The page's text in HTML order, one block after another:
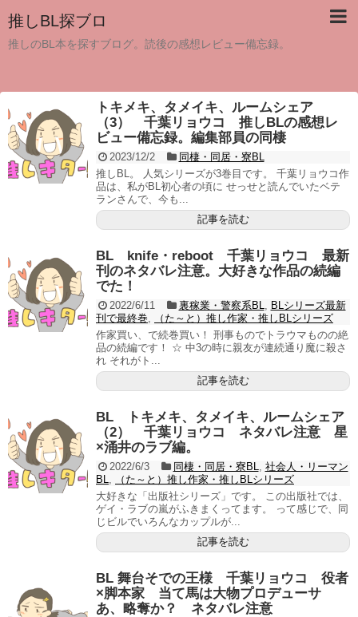
推しBL探ブロ
推しのBL本を探すブログ。読後の感想レビュー備忘録。
トキメキ、タメイキ、ルームシェア
（3） 千葉リョウコ 推しBLの感想レ
ビュー備忘録。編集部員の同棲
2023/12/2
同棲・同居・寮BL
推しBL。 人気シリーズが3巻目です。 千葉リョウコ作
品は、私がBL初心者の頃に せっせと読んでいたベテ
ランさんで、今も...
記事を読む
BL knife・reboot 千葉リョウコ 最新
刊のネタバレ注意。大好きな作品の続編
でた！
2022/6/11 裏稼業・警察系BL, BLシリーズ最新
刊で最終巻,
（た～と）推し作家・推しBLシリーズ
作家買い、で続巻買い！ 刑事ものでトラウマものの絶
品の続編です！ ☆ 中3の時に親友が連続通り魔に殺さ
れ それがト...
記事を読む
BL トキメキ、タメイキ、ルームシェア
（2） 千葉リョウコ ネタバレ注意 星
×涌井のラブ編。
2022/6/3 同棲・同居・寮BL, 社会人・リーマン
BL,
（た～と）推し作家・推しBLシリーズ
大好きな「出版社シリーズ」です。 この出版社では、
ゲイ・ラブの嵐がふきまくってます。 って感じで、同
じビルでいろんなカップルが...
記事を読む
BL 舞台そでの王様 千葉リョウコ 役者
×脚本家 当て馬は大物プロデューサ
あ、略奪か？ ネタバレ注意